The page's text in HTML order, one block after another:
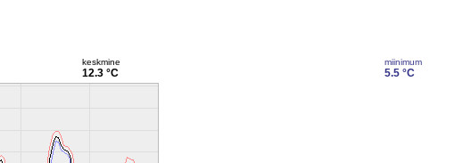
keskmine
12.3 °C
miinimum
5.5 °C